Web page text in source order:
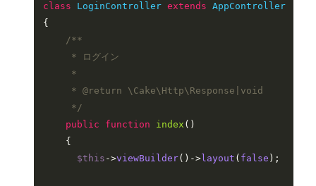
class
LoginController extends
AppController
{
/**
     * ログイン
     *
     *
@return \Cake\Http\Response|void
     */
public
function index ( )
{
$this ->viewBuilder()->layout ( false );